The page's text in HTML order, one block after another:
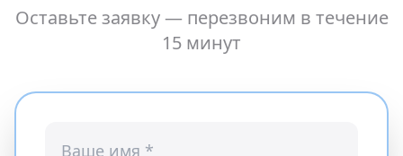
Оставьте заявку — перезвоним в течение
15 минут